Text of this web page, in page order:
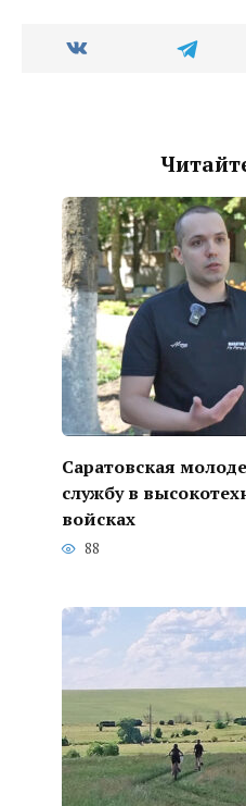
Саратовская
службу в
войсках
88